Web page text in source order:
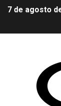
7 de agosto